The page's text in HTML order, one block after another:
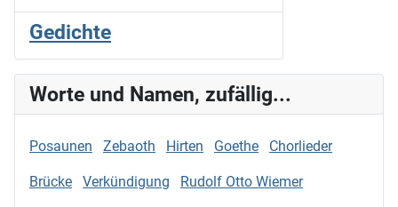
Gedichte
Worte und Namen, zufällig...
Posaunen Zebaoth Hirten Goethe Chorlieder
Brücke Verkündigung Rudolf Otto Wiemer